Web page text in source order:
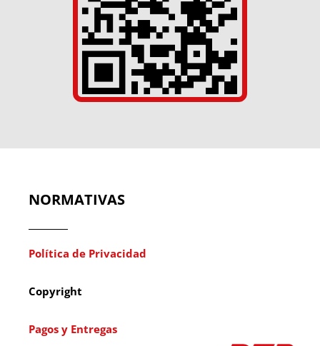
NORMATIVAS
Política de Privacidad
Copyright
Pagos y Entregas